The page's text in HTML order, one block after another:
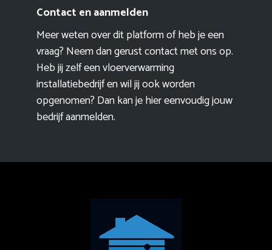
Contact en aanmelden
Meer weten over dit platform of heb je een
vraag? Neem dan gerust contact met ons op.
Heb jij zelf een vloerverwarming
installatiebedrijf en wil jij ook worden
opgenomen? Dan kan je hier eenvoudigjouw
bedrijf aanmelden.